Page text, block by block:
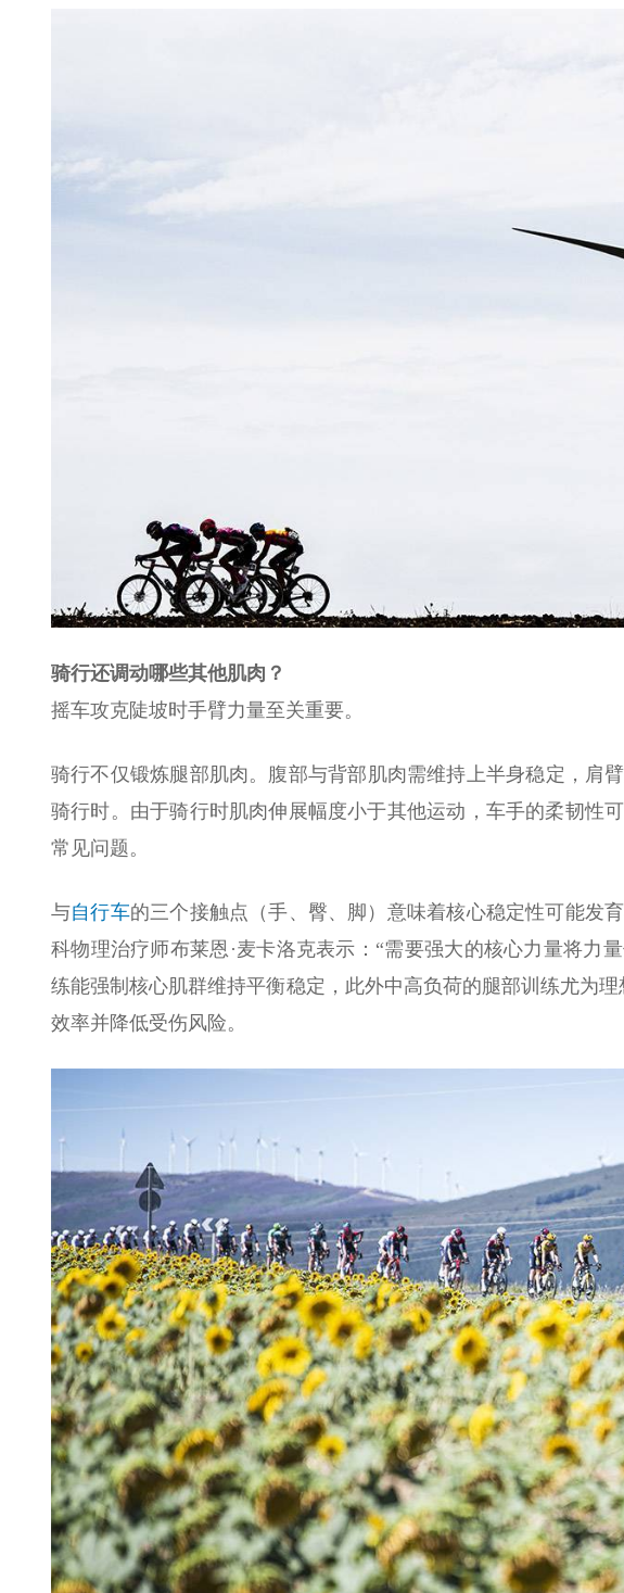
骑行还调动哪些其他肌肉？
摇车攻克陡坡时手臂力量至关重要。
骑行不仅锻炼腿部肌肉。腹部与背部肌肉需维持上半身稳定，
骑行时。由于骑行时肌肉伸展幅度小于其他运动，车手的柔韧性
常见问题。
与自行车的三个接触点（手、臀、脚）意味着核心稳定性可能发
科物理治疗师布莱恩·麦卡洛克表示：“需要强大的核心力量将力
练能强制核心肌群维持平衡稳定，此外中高负荷的腿部训练尤为
效率并降低受伤风险。